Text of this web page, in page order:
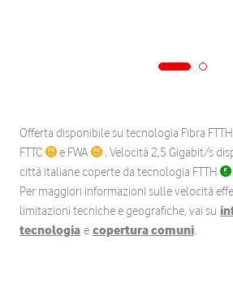
Offerta disponibile su tecnologia Fibra FTTH
FTTC
e FWA
. Velocità 2,5 Gigabit/s
città italiane coperte da tecnologia FTTH
Per maggiori informazioni sulle velocità
limitazioni tecniche e geografiche, vai su
tecnologia e copertura comuni.